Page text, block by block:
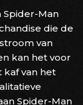
Spider-Man
die de
van
kan het voor
van het
Spider-Man